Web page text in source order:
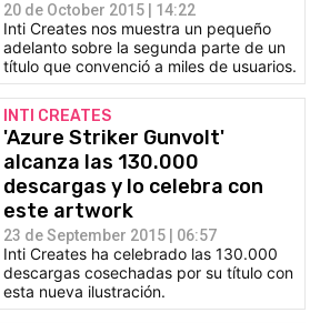
20 de October 2015 | 14:22
Inti Creates nos muestra un pequeño
adelanto sobre la segunda parte de un
título que convenció a miles de usuarios.
INTI CREATES
'Azure Striker Gunvolt'
alcanza las 130.000
descargas y lo celebra con
este artwork
23 de September 2015 | 06:57
Inti Creates ha celebrado las 130.000
descargas cosechadas por su título con
esta nueva ilustración.